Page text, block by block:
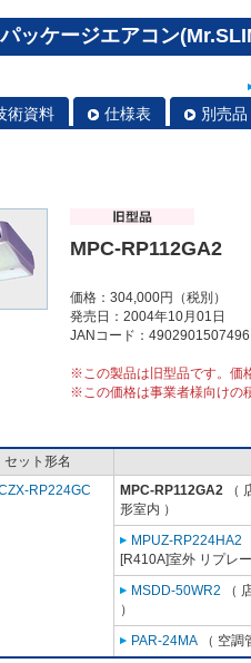
ッケージエアコン
術資料 仕様表 別売品
MPC-RP112GA2
価格：304,000円（税別）
発売日：2004年10月01日
JANコード：4902901507496
※この製品は旧型品です。価
※この価格は事業者様向けの
セット形名
RP224GC
MPC-RP112GA2 （
形室内 ）
MPUZ-RP224HA2
[R410A]室外 リプレ
MSDD-50WR2 （
）
PAR-24MA （ 空調